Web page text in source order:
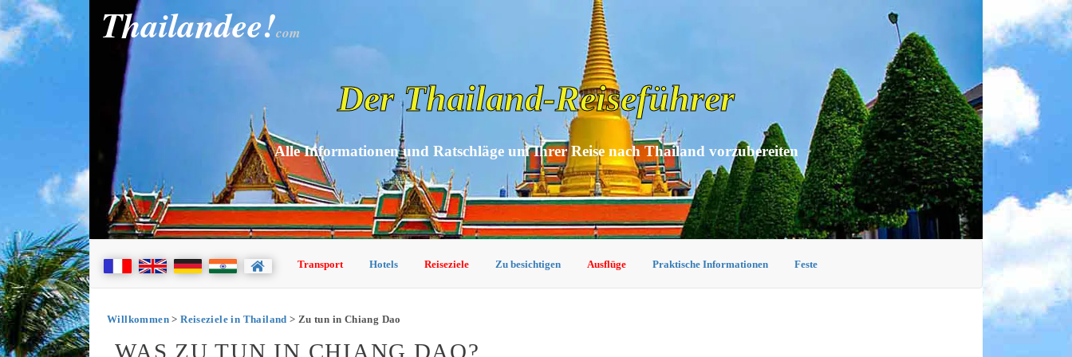
Thailandee!com
Der Thailand-Reiseführer
Alle Informationen und Ratschläge um Ihrer Reise nach Thailand vorzubereiten
Transport Hotels Reiseziele Zu besichtigen Ausflüge Praktische Informationen Feste
Willkommen>Reiseziele in Thailand > Zu tun in Chiang Dao
WAS ZU TUN IN CHIANG DAO?